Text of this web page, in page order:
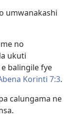
umwanakashi
no
ukuti
balingile fye
Korinti 7:3.
calungama ne